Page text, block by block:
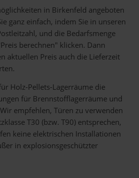
in Birkenfeld angeboten
ganz einfach, indem Sie in unseren
und die Bedarfsmenge
berechnen" klicken. Dann
aktuellen Preis auch die Lieferzeit
Holz-Pellets-Lagerräume die
für Brennstofflagerräume und
empfehlen, Türen zu verwenden
T30 (bzw. T90) entsprechen,
keine elektrischen Installationen
in explosionsgeschützter